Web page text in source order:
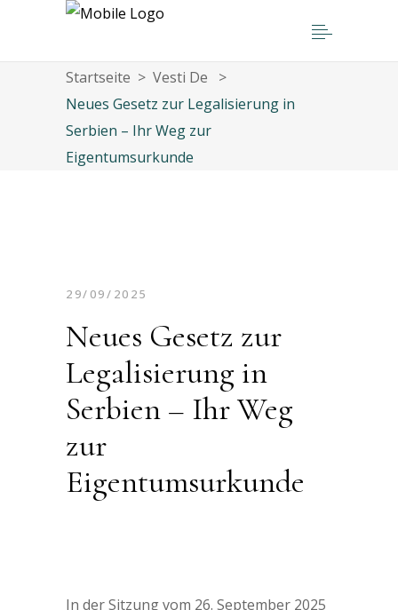
Startseite > Vesti De
>
Neues Gesetz zur Legalisierung in
Serbien – Ihr Weg zur
Eigentumsurkunde
29/09/2025
Neues Gesetz zur
Legalisierung in
Serbien – Ihr Weg
zur
Eigentumsurkunde
In der Sitzung vom 26. September 2025